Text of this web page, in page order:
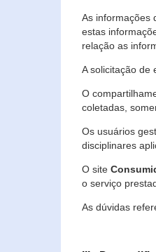
As informações
estas
relação as
A solicitação de
O
coletadas,
Os usuários
disciplinares
O site
o serviço
As dúvidas